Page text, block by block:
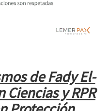
de Fady El-
Ciencias y RPR